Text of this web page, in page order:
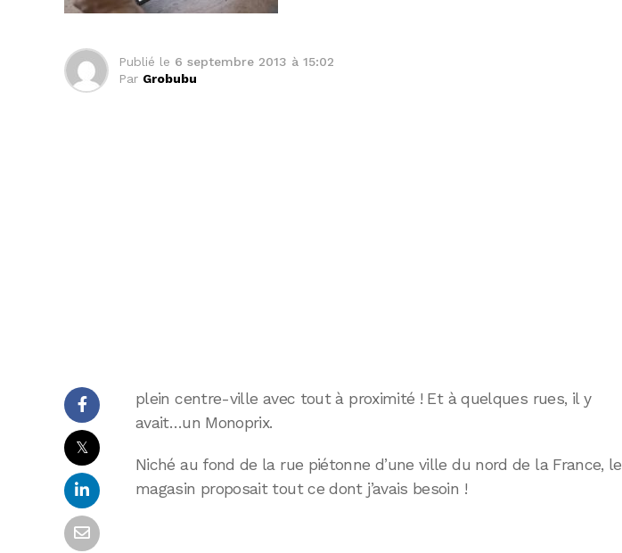
Publié le 6 septembre 2013 à 15:02
Par Grobubu
𝕏
plein centre-ville avec tout à proximité ! Et à quelques rues, il y
avait…un Monoprix.
Niché au fond de la rue piétonne d’une ville du nord de la France, le
magasin proposait tout ce dont j’avais besoin !